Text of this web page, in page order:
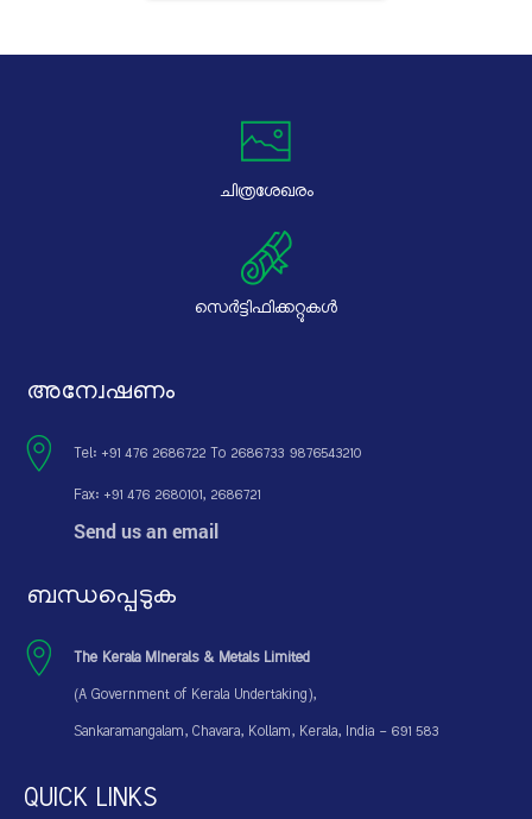
ചിത്രശേഖരം
സെർട്ടിഫിക്കറ്റുകൾ
അന്വേഷണം
Tel: +91 476 2686722 To 2686733 9876543210
Fax: +91 476 2680101, 2686721
Send us an email
ബന്ധപ്പെടുക
The Kerala MInerals & Metals Limited
(A Government of Kerala Undertaking),
Sankaramangalam, Chavara, Kollam, Kerala, India - 691 583
QUICK LINKS